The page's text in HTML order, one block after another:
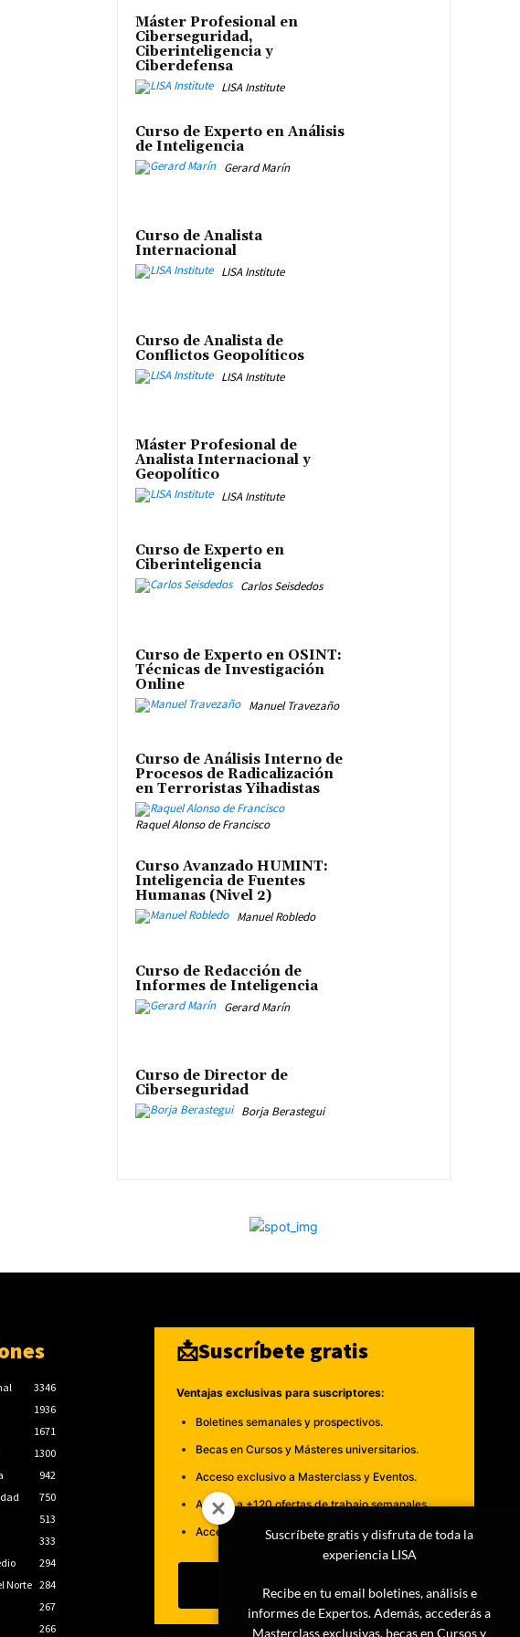
Máster Profesional en
Ciberseguridad,
Ciberinteligencia y
Ciberdefensa
LISA Institute
Curso de Experto en Análisis
de Inteligencia
Gerard Marín
Curso de Analista
Internacional
LISA Institute
Curso de Analista de
Conflictos Geopolíticos
LISA Institute
Máster Profesional de
Analista Internacional y
Geopolítico
LISA Institute
Curso de Experto en
Ciberinteligencia
Carlos Seisdedos
Curso de Experto en OSINT:
Técnicas de Investigación
Online
Manuel Travezaño
Curso de Análisis Interno de
Procesos de Radicalización
en Terroristas Yihadistas
Raquel Alonso de Francisco
Curso Avanzado HUMINT:
Inteligencia de Fuentes
Humanas (Nivel 2)
Manuel Robledo
Curso de Redacción de
Informes de Inteligencia
Gerard Marín
Curso de Director de
Ciberseguridad
Borja Berastegui
3346
1936
1671
1300
942
750
513
333
294
Norte 284
267
266
📩Suscríbete gratis
Ventajas exclusivas para suscriptores:
Boletines semanales y prospectivos.
Becas en Cursos y Másteres universitarios.
Acceso exclusivo a Masterclass y Eventos.
Acceso a +120 ofertas de trabajo semanales.
Acceso a LISA Comunidad y LISA Challenge.
Suscribirme
Suscríbete gratis y disfruta de toda la
experiencia LISA
Recibe en tu email boletines, análisis e
informes de Expertos. Además, accederás a
Masterclass exclusivas, becas en Cursos y